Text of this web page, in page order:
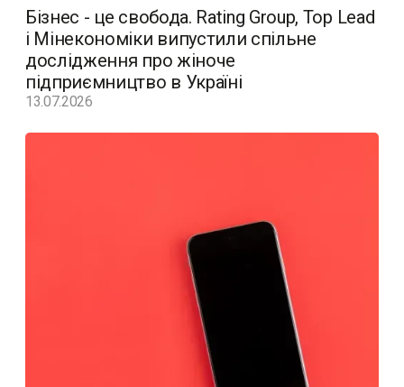
Бізнес - це свобода. Rating Group, Top Lead
і Мінекономіки випустили спільне
дослідження про жіноче
підприємництво в Україні
13.07.2026